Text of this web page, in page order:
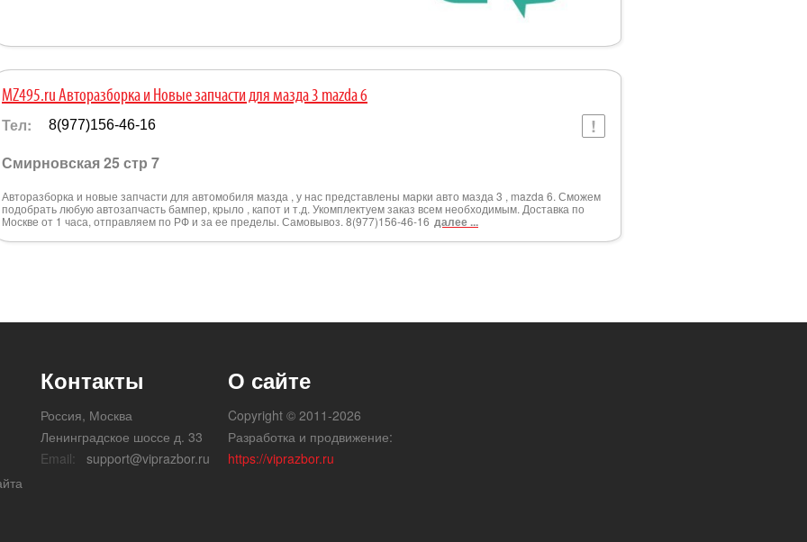
MZ495.ru Авторазборка и Новые запчасти для мазда 3 mazda 6
Тел: 8(977)156-46-16
Смирновская 25 стр 7
Авторазборка и новые запчасти для автомобиля мазда , у нас представлены марки авто мазда 3 , mazda 6. Сможем
подобрать любую автозапчасть бампер, крыло , капот и т.д. Укомплектуем заказ всем необходимым. Доставка по
Москве от 1 часа, отправляем по РФ и за ее пределы. Самовывоз. 8(977)156-46-16 далее ...
Контакты
Россия, Москва
Ленинградское шоссе д. 33
Email:
support@viprazbor.ru
О сайте
Copyright © 2011-2026
Разработка и продвижение:
https://viprazbor.ru